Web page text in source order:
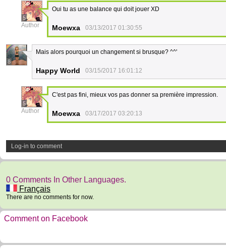
5
Author
Oui tu as une balance qui doit jouer XD
Moewxa 03/13/2017 01:30:55
8
Mais alors pourquoi un changement si brusque? ^^'
Happy World 03/15/2017 16:01:12
5
Author
C'est pas fini, mieux vos pas donner sa première impression.
Moewxa 03/17/2017 03:20:13
Log-in to comment
0 Comments In Other Languages.
Français
There are no comments for now.
Comment on Facebook